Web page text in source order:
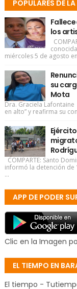
POPULARES DE
los
miércoles 5 de agosto
su
Mota
Dra. Graciela
en alto” y reafirma su
COMPARTE: Santo
informó la detención de
...
APP DE PODER
Clic en la Imagen
EL TIEMPO EN
El tiempo -